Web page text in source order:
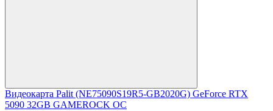
Видеокарта Palit (NE75090S19R5-GB2020G) GeForce RTX
5090 32GB GAMEROCK OC